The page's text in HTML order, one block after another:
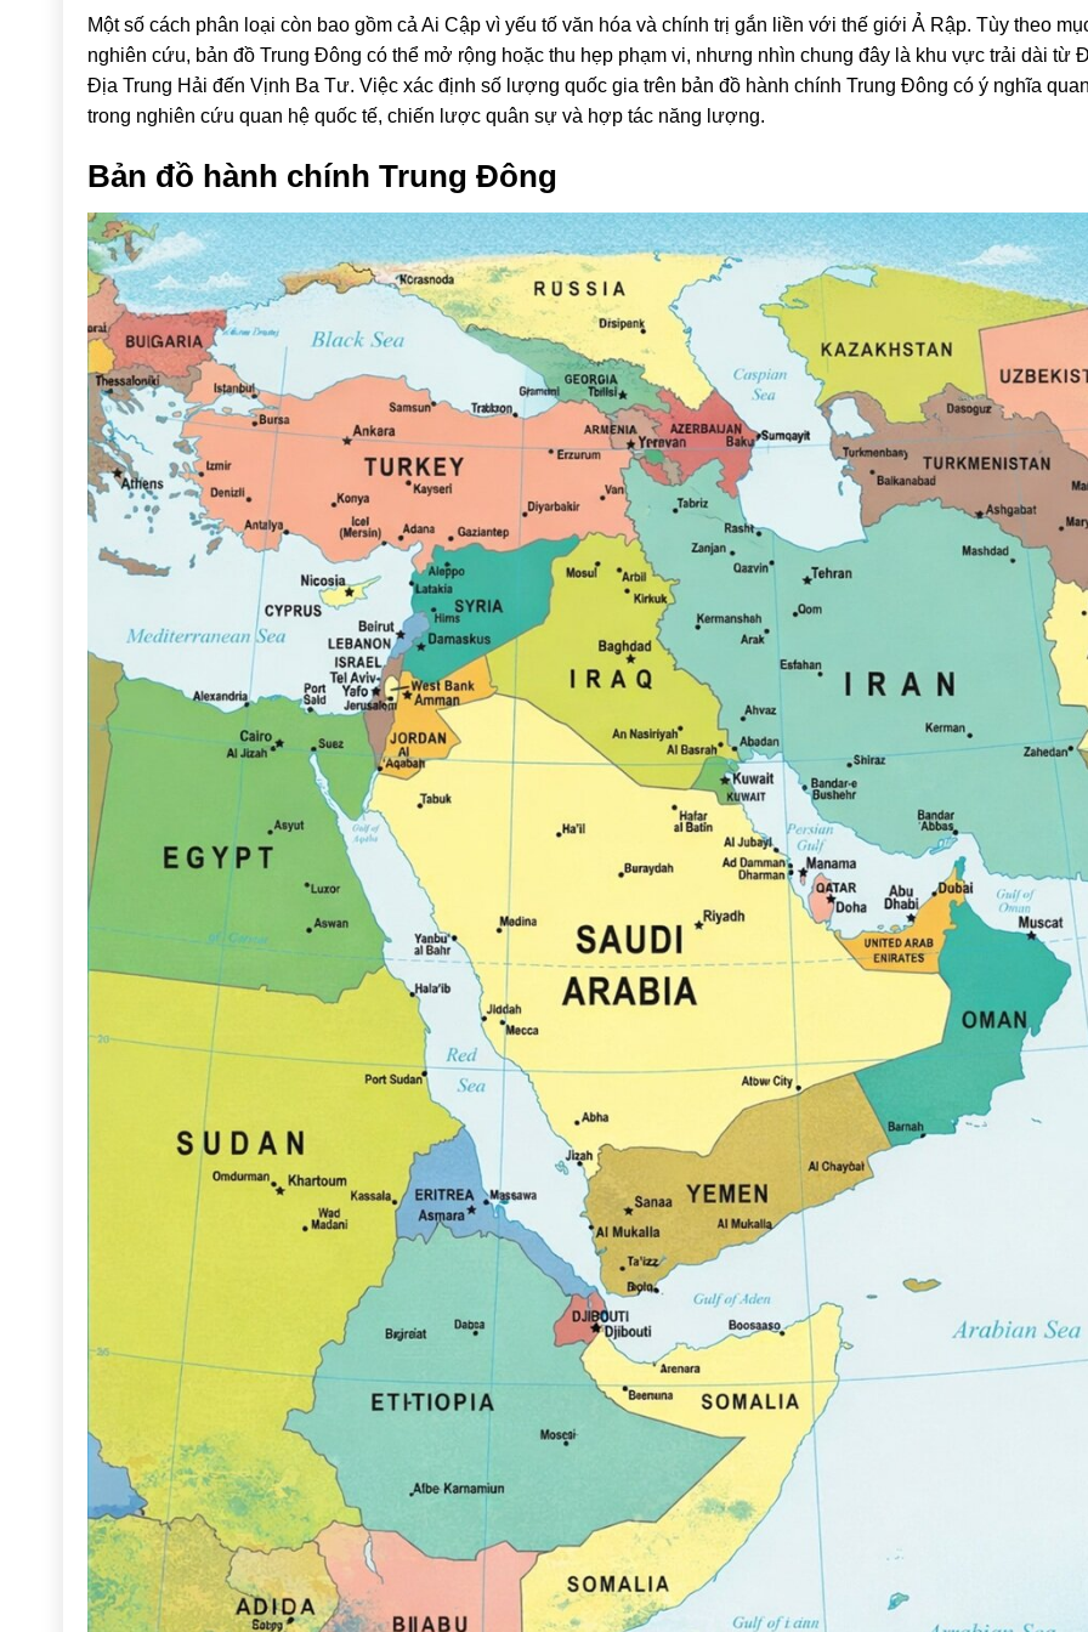
Một số cách phân loại còn bao gồm cả Ai Cập vì yếu tố văn hóa và chính trị gắn liền với thế giới Ả Rập. Tùy theo
nghiên cứu, bản đồ Trung Đông có thể mở rộng hoặc thu hẹp phạm vi, nhưng nhìn chung đây là khu vực trải dài từ
Địa Trung Hải đến Vịnh Ba Tư. Việc xác định số lượng quốc gia trên bản đồ hành chính Trung Đông có ý nghĩa
trong nghiên cứu quan hệ quốc tế, chiến lược quân sự và hợp tác năng lượng.
Bản đồ hành chính Trung Đông